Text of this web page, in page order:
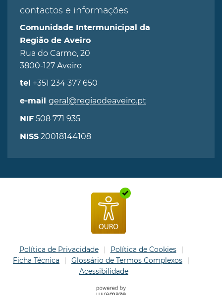
contactos e informações
Comunidade Intermunicipal da
Região de Aveiro
Rua do Carmo, 20
3800-127 Aveiro
tel +351 234 377 650
e-mail geral@regiaodeaveiro.pt
NIF 508 771 935
NISS 20018144108
Política de Privacidade
Política de Cookies
Ficha Técnica
Glossário de Termos Complexos
Acessibilidade